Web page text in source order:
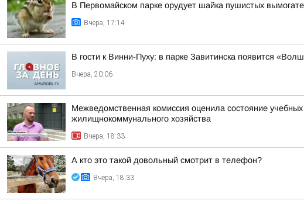
В Первомайском парке орудует шайка пушистых
Вчера, 17:14
В гости к Винни-Пуху: в парке Завитинска появится
Вчера, 20:06
Межведомственная комиссия оценила состояние
жилищнокоммунального хозяйства
Вчера, 18:33
А кто это такой довольный смотрит в телефон?
Вчера, 18:33